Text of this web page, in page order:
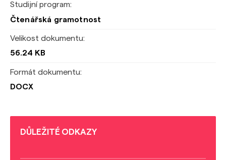
Studijní program:
Čtenářská gramotnost
Velikost dokumentu:
56.24 KB
Formát dokumentu:
DOCX
DŮLEŽITÉ ODKAZY